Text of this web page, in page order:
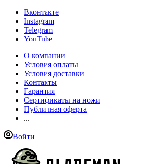
Вконтакте
Instagram
Telegram
YouTube
О компании
Условия оплаты
Условия доставки
Контакты
Гарантия
Сертификаты на ножи
Публичная оферта
...
Войти